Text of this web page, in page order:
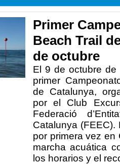
Primer
Beach Trail
de octubre
El 9 de octubre
primer
de Catalunya,
por el Club
Federació
Catalunya
por primera vez en
marcha acuática
los horarios y el